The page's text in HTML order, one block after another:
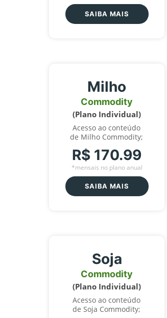
SAIBA MAIS
Milho
Commodity
(Plano Individual)
Acesso ao conteúdo
de Milho Commodity;
R$ 170.99
*mensais no plano anual
SAIBA MAIS
Soja
Commodity
(Plano Individual)
Acesso ao conteúdo
de Soja Commodity;